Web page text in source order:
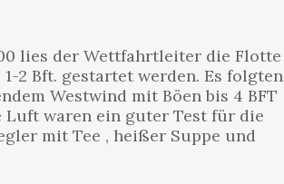
lies der Wettfahrtleiter die Flotte
2 Bft. gestartet werden. Es folgten
Westwind mit Böen bis 4 BFT
waren ein guter Test für die
mit Tee , heißer Suppe und